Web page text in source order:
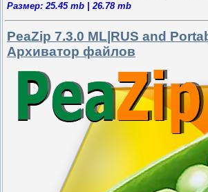
Размер: 25.45 mb | 26.78 mb
PeaZip 7.3.0 ML|RUS and
Архиватор файлов